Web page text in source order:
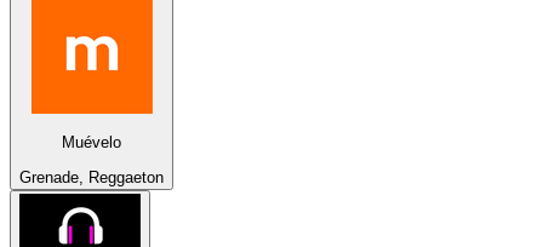
Muévelo
Grenade, Reggaeton